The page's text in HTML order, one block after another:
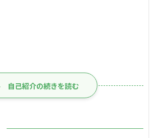
自己紹介の続きを読む